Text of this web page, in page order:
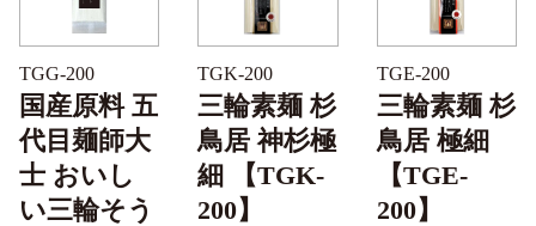
TGG-200
国産原料 五
代目麺師大
士 おいし
い三輪そう
TGK-200
三輪素麺 杉
鳥居 神杉極
細 【TGK-
200】
TGE-200
三輪素麺 杉
鳥居 極細
【TGE-
200】